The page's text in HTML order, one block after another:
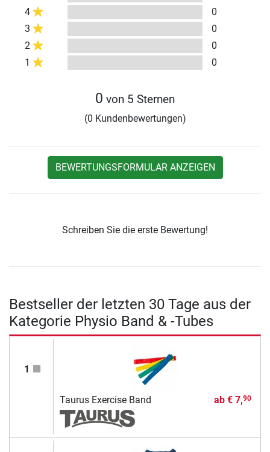
4
0
3
0
2
0
1
0
0 von 5 Sternen
(0 Kundenbewertungen)
BEWERTUNGSFORMULAR ANZEIGEN
Schreiben Sie die erste Bewertung!
Bestseller der letzten 30 Tage aus der
Kategorie Physio Band & -Tubes
1
Taurus Exercise Band ab € 7,90